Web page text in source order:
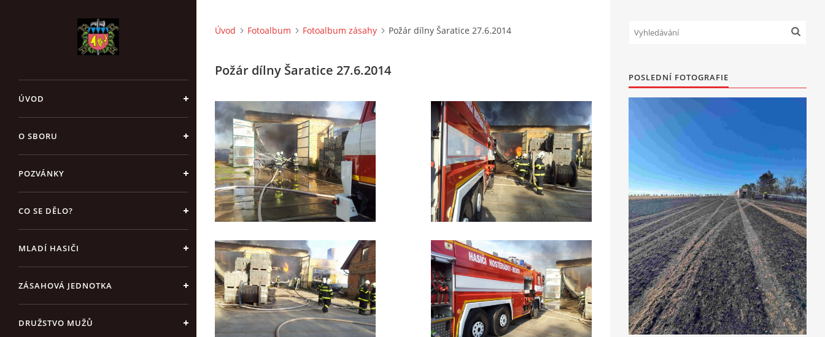
ÚVOD
O SBORU
POZVÁNKY
CO SE DĚLO?
MLADÍ HASIČI
ZÁSAHOVÁ JEDNOTKA
DRUŽSTVO MUŽŮ
Úvod Fotoalbum Fotoalbum zásahy Požár dílny Šaratice 27.6.2014
Požár dílny Šaratice 27.6.2014 POSLEDNÍ FOTOGRAFIE